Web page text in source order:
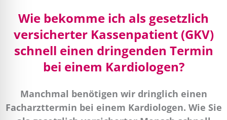
Wie bekomme ich als gesetzlich
versicherter Kassenpatient (GKV)
schnell einen dringenden Termin
bei einem Kardiologen?
Manchmal benötigen wir dringlich einen
Facharzttermin bei einem Kardiologen. Wie Sie